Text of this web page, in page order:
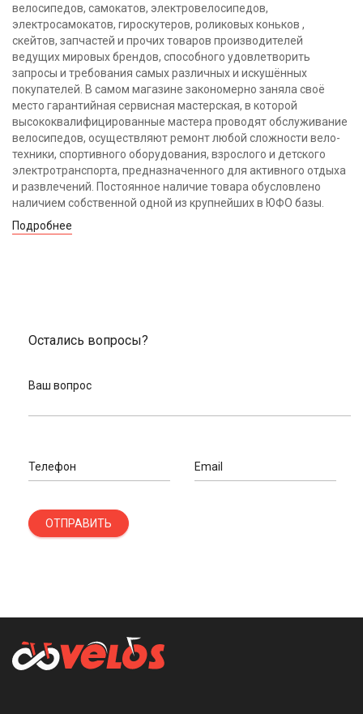
велосипедов, самокатов, электровелосипедов,
электросамокатов, гироскутеров, роликовых коньков ,
скейтов, запчастей и прочих товаров производителей
ведущих мировых брендов, способного удовлетворить
запросы и требования самых различных и искушённых
покупателей. В самом магазине закономерно заняла своё
место гарантийная сервисная мастерская, в которой
высококвалифицированные мастера проводят обслуживание
велосипедов, осуществляют ремонт любой сложности вело-
техники, спортивного оборудования, взрослого и детского
электротранспорта, предназначенного для активного отдыха
и развлечений. Постоянное наличие товара обусловлено
наличием собственной одной из крупнейших в ЮФО базы.
Подробнее
Остались вопросы?
Ваш вопрос
Телефон Email
ОТПРАВИТЬ